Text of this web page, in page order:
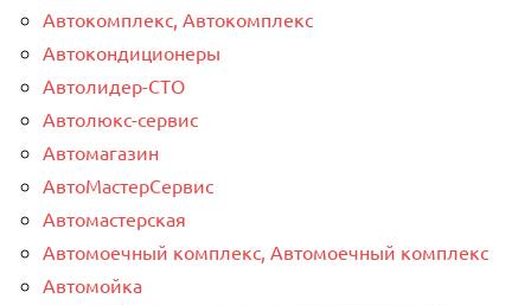
Автокомплекс, Автокомплекс
Автокондиционеры
Автолидер-СТО
Автолюкс-сервис
Автомагазин
АвтоМастерСервис
Автомастерская
Автомоечный комплекс, Автомоечный комплекс
Автомойка